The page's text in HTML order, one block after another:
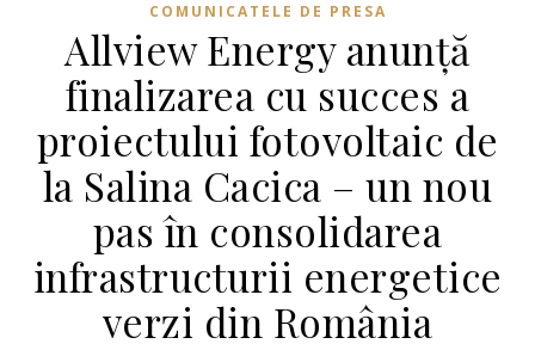
COMUNICATELE DE PRESA
Allview Energy anunță
finalizarea cu succes a
proiectului fotovoltaic de
la Salina Cacica – un nou
pas în consolidarea
infrastructurii energetice
verzi din România